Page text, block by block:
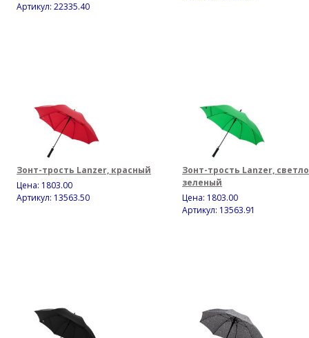
Артикул: 22335.40
Зонт-трость Lanzer, красный
Цена: 1803.00
Артикул: 13563.50
Зонт-трость Lanzer,
зеленый
Цена: 1803.00
Артикул: 13563.91